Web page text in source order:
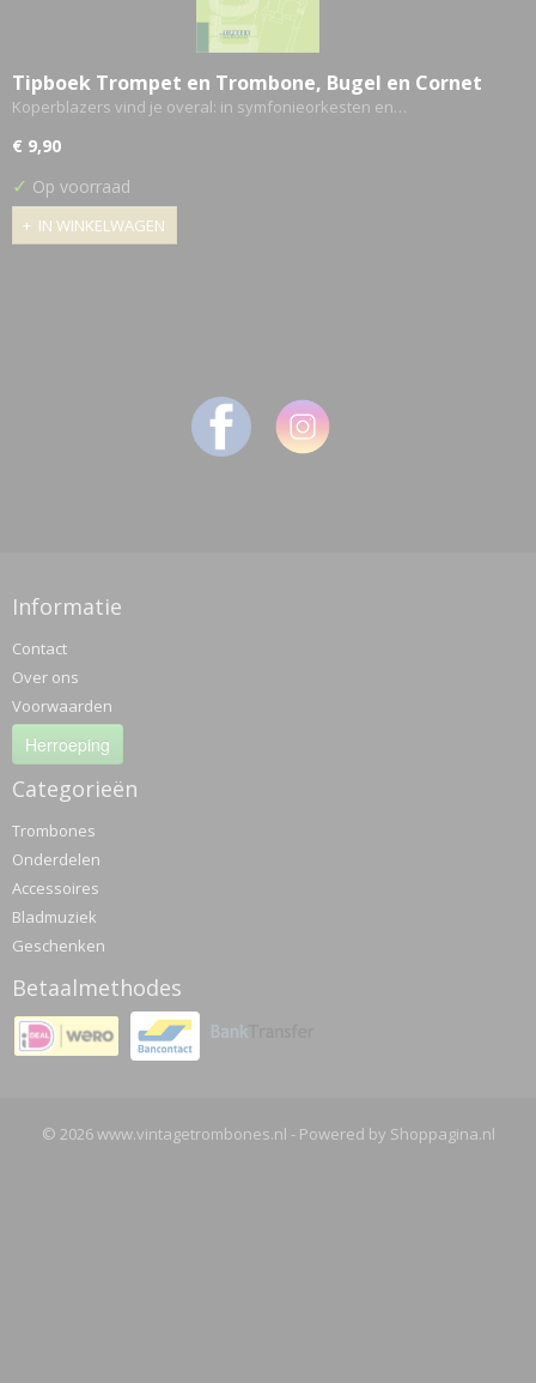
Tipboek Trompet en Trombone, Bugel en Cornet
Koperblazers vind je overal: in symfonieorkesten en…
€ 9,90
✓ Op voorraad
IN WINKELWAGEN
Informatie
Contact
Over ons
Voorwaarden
Herroeping
Categorieën
Trombones
Onderdelen
Accessoires
Bladmuziek
Geschenken
Betaalmethodes
© 2026 www.vintagetrombones.nl - Powered by Shoppagina.nl